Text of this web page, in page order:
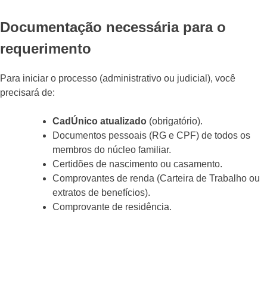
Documentação necessária para o
requerimento
Para iniciar o processo (administrativo ou judicial), você
precisará de:
CadÚnico atualizado (obrigatório).
Documentos pessoais (RG e CPF) de todos os
membros do núcleo familiar.
Certidões de nascimento ou casamento.
Comprovantes de renda (Carteira de Trabalho ou
extratos de benefícios).
Comprovante de residência.